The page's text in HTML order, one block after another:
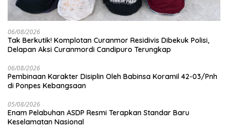
06/08/2026
Tak Berkutik! Komplotan Curanmor Residivis Dibekuk Polisi,
Delapan Aksi Curanmordi Candipuro Terungkap
06/08/2026
Pembinaan Karakter Disiplin Oleh Babinsa Koramil 42-03/Pnh
di Ponpes Kebangsaan
05/08/2026
Enam Pelabuhan ASDP Resmi Terapkan Standar Baru
Keselamatan Nasional